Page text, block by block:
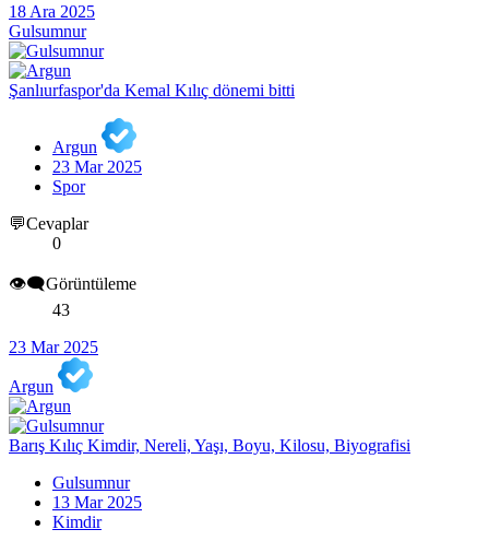
18 Ara 2025
Gulsumnur
Şanlıurfaspor'da Kemal Kılıç dönemi bitti
Argun
23 Mar 2025
Spor
💬Cevaplar
0
👁️‍🗨️Görüntüleme
43
23 Mar 2025
Argun
Barış Kılıç Kimdir, Nereli, Yaşı, Boyu, Kilosu, Biyografisi
Gulsumnur
13 Mar 2025
Kimdir